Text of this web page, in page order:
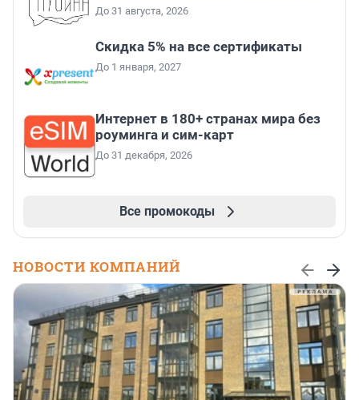
До 31 августа, 2026
Скидка 5% на все сертификаты
До 1 января, 2027
Интернет в 180+ странах мира без
роуминга и сим-карт
До 31 декабря, 2026
Все промокоды
НОВОСТИ КОМПАНИЙ